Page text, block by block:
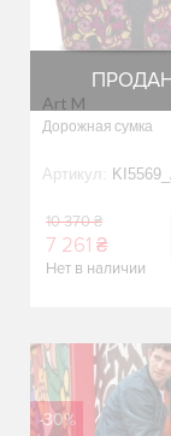
Art M
Дорожная сумка
Артикул:
10 370 ₴
7 261 ₴
Нет в наличии
-30%